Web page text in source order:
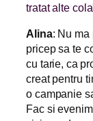
tratat alte
Alina: Nu ma
pricep sa te
cu tarie, ca
creat pentru
o campanie
Fac si